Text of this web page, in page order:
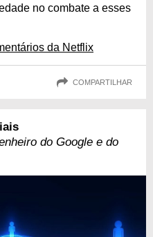
no combate a esses
da Netflix
COMPARTILHAR
do Google e do